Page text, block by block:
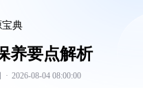
宝典
养要点解析
· 2026-08-04 08:00:00